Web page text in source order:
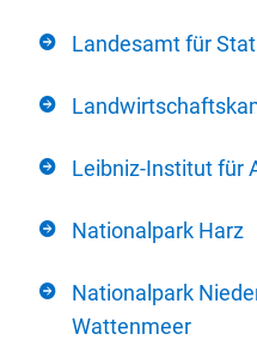
Landesamt für
Leibniz-Institut für
Nationalpark Harz
Nationalpark
Wattenmeer